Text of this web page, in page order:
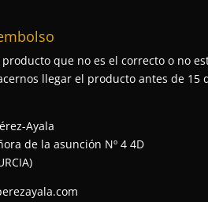
que no es el correcto o no
llegar el producto antes de 15
Ayala
de la asunción Nº 4 4D